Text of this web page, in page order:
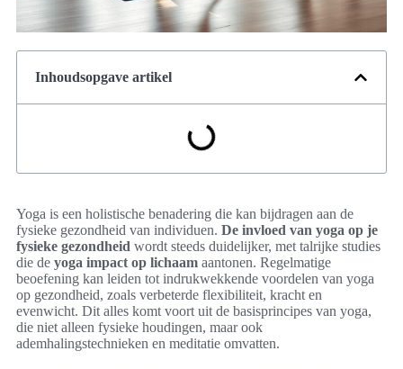
Inhoudsopgave artikel
Yoga is een holistische benadering die kan bijdragen aan de
fysieke gezondheid van individuen. De invloed van yoga op je
fysieke gezondheid wordt steeds duidelijker, met talrijke studies
die de yoga impact op lichaam aantonen. Regelmatige
beoefening kan leiden tot indrukwekkende voordelen van yoga
op gezondheid, zoals verbeterde flexibiliteit, kracht en
evenwicht. Dit alles komt voort uit de basisprincipes van yoga,
die niet alleen fysieke houdingen, maar ook
ademhalingstechnieken en meditatie omvatten.